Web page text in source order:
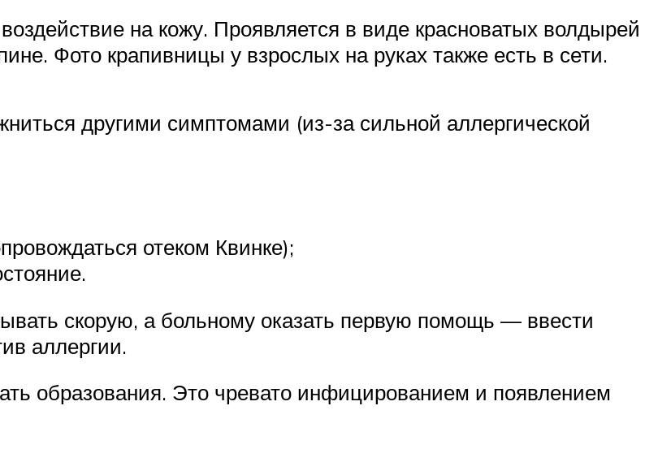
на кожу. Проявляется в виде красноватых волдырей
Фото крапивницы у взрослых на руках также есть в сети.
другими симптомами (из-за сильной аллергической
отеком Квинке);
скорую, а больному оказать первую помощь — ввести
аллергии.
образования. Это чревато инфицированием и появлением